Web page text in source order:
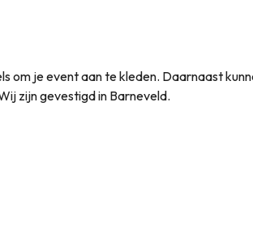
je event aan te kleden. Daarnaast
zijn gevestigd in Barneveld.